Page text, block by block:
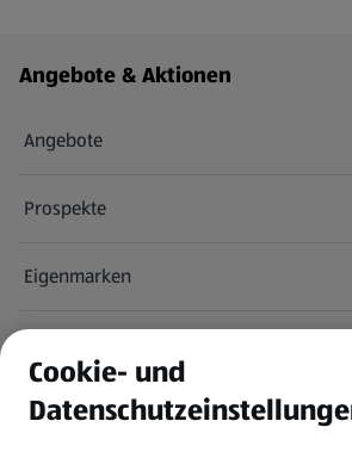
Fußzeilenmenü - weitere Links
Angebote & Aktionen
Angebote
Prospekte
Eigenmarken
Newsletter
Cookie- und